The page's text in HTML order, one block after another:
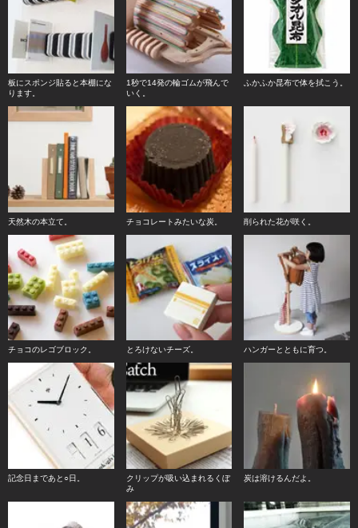
板にスポンジ貼ると本棚にな
ります。
1秒で14発の輪ゴムが飛んで
いく。
ふかふか昆布で体を拭こう。
天然木の本立て。 チョコレートみたいな炭。 削られた花が咲く。
チョコのレゴブロック。 とろけないチーズ。 ハンガーとともに育つ。
記念日まであと○日。
クリップが吸い込まれるくぼ
み
炭は溶けるんだよ。